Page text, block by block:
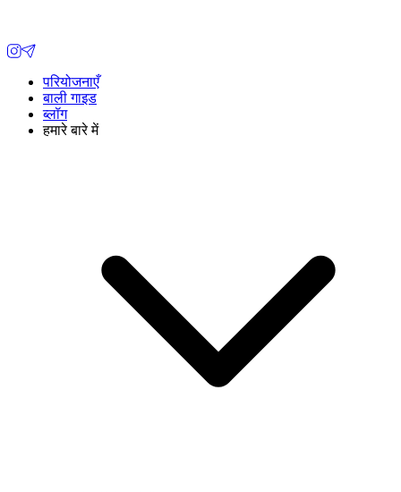
परियोजनाएँ
बाली गाइड
ब्लॉग
हमारे बारे में